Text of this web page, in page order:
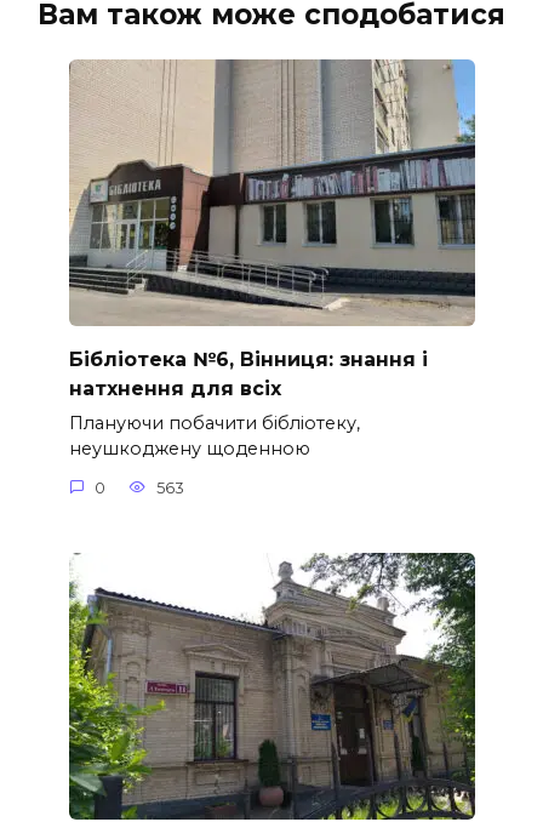
Вам також може сподобатися
Бібліотека №6, Вінниця: знання і
натхнення для всіх
Плануючи побачити бібліотеку,
неушкоджену щоденною
0 563